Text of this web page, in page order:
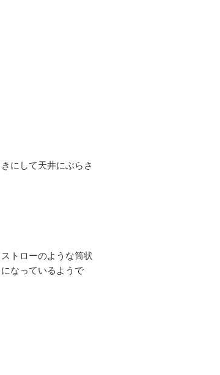
にして天井にぶらさ
トローのような筒状
なっているようで